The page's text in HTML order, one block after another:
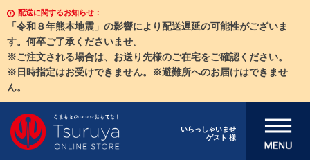
配送に関するお知らせ：
「令和８年熊本地震」の影響により配送遅延の可能性がございま
す。何卒ご了承くださいませ。
※ご注文される場合は、お送り先様のご在宅をご確認ください。
※日時指定はお受けできません。※避難所へのお届けはできませ
ん。
いらっしゃいませ
ゲスト 様
メニューを開